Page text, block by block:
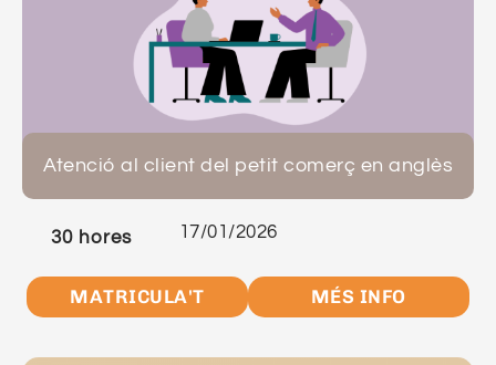
Atenció al client del petit comerç en anglès
30 hores 17/01/2026
MATRICULA'T MÉS INFO